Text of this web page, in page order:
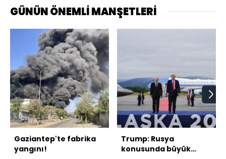
GÜNÜN ÖNEMLİ MANŞETLERİ
Gaziantep'te fabrika
yangını!
Trump: Rusya
konusunda büyük